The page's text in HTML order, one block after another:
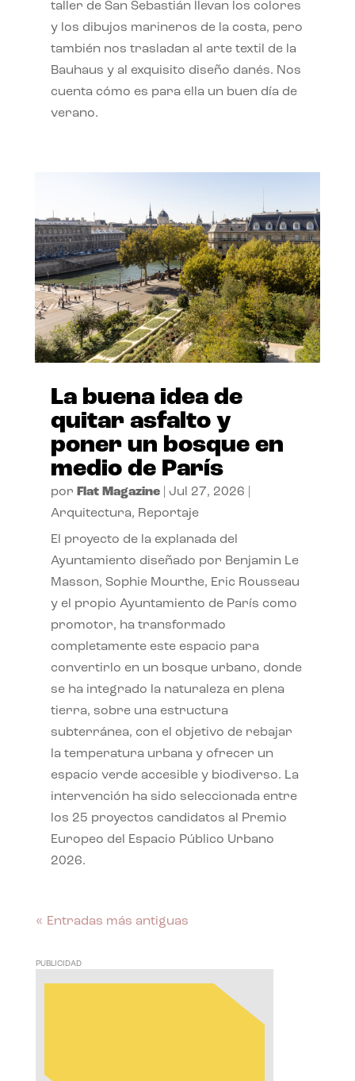
taller de San Sebastián llevan los colores
y los dibujos marineros de la costa, pero
también nos trasladan al arte textil de la
Bauhaus y al exquisito diseño danés. Nos
cuenta cómo es para ella un buen día de
verano.
La buena idea de
quitar asfalto y
poner un bosque en
medio de París
por Flat Magazine| Jul 27, 2026
Arquitectura, Reportaje
El proyecto de la explanada del
Ayuntamiento diseñado por Benjamin Le
Masson, Sophie Mourthe, Eric Rousseau
y el propio Ayuntamiento de París como
promotor, ha transformado
completamente este espacio para
convertirlo en un bosque urbano, donde
se ha integrado la naturaleza en plena
tierra, sobre una estructura
subterránea, con el objetivo de rebajar
la temperatura urbana y ofrecer un
espacio verde accesible y biodiverso. La
intervención ha sido seleccionada entre
los 25 proyectos candidatos al Premio
Europeo del Espacio Público Urbano
2026.
« Entradas más antiguas
PUBLICIDAD